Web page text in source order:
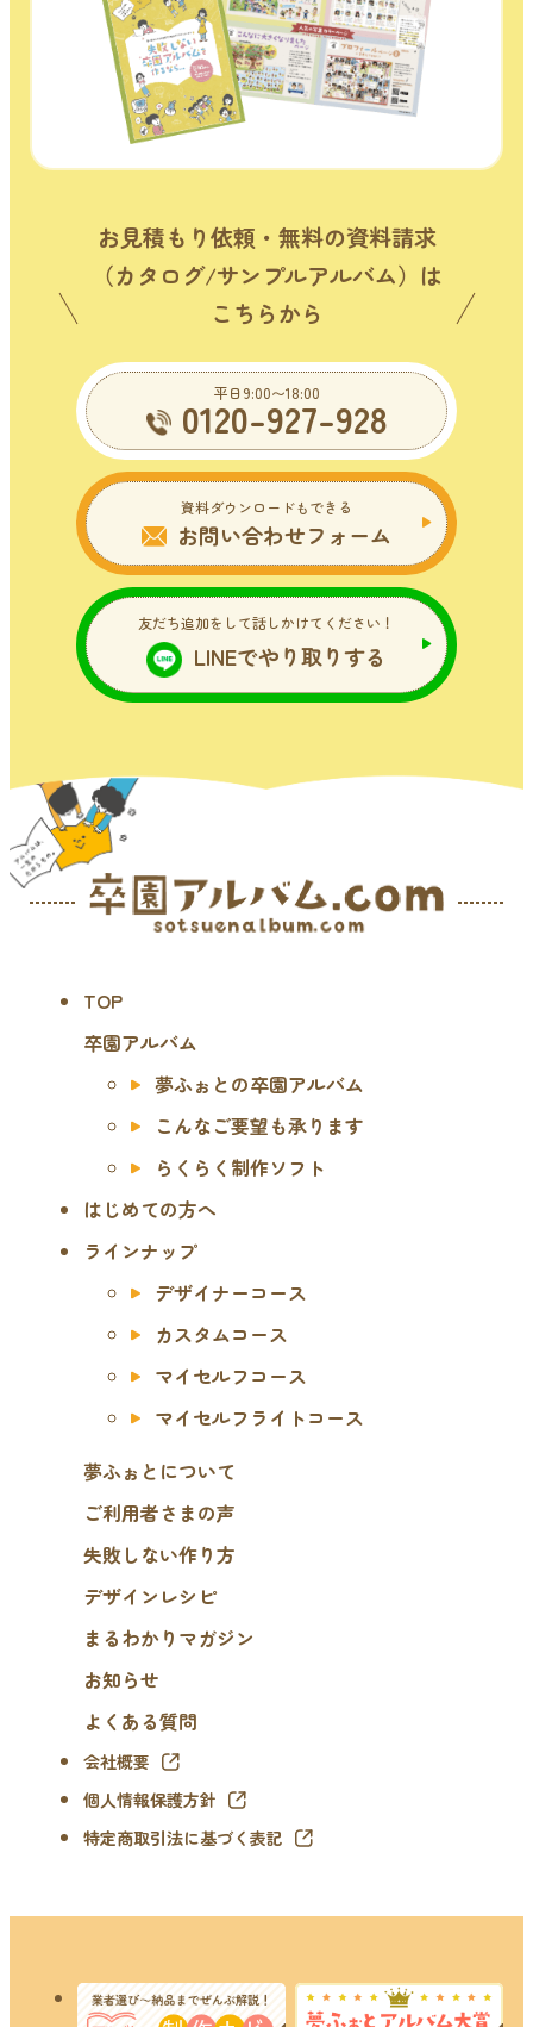
お見積もり依頼・無料の資料請求
（カタログ/サンプルアルバム）は
こちらから
平日9:00〜18:00
0120-927-928
資料ダウンロードもできる
お問い合わせフォーム
友だち追加をして話しかけてください！
LINEでやり取りする
TOP
卒園アルバム
夢ふぉとの卒園アルバム
こんなご要望も承ります
らくらく制作ソフト
はじめての方へ
ラインナップ
デザイナーコース
カスタムコース
マイセルフコース
マイセルフライトコース
夢ふぉとについて
ご利用者さまの声
失敗しない作り方
デザインレシピ
まるわかりマガジン
お知らせ
よくある質問
会社概要
個人情報保護方針
特定商取引法に基づく表記